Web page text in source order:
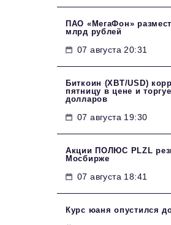
ПАО «МегаФон»
млрд рублей
07 августа 20:31
Биткоин (XBT/USD)
пятницу в цене и
долларов
07 августа 19:30
Акции ПОЛЮС PLZL
Мосбирже
07 августа 18:41
Курс юаня опустился